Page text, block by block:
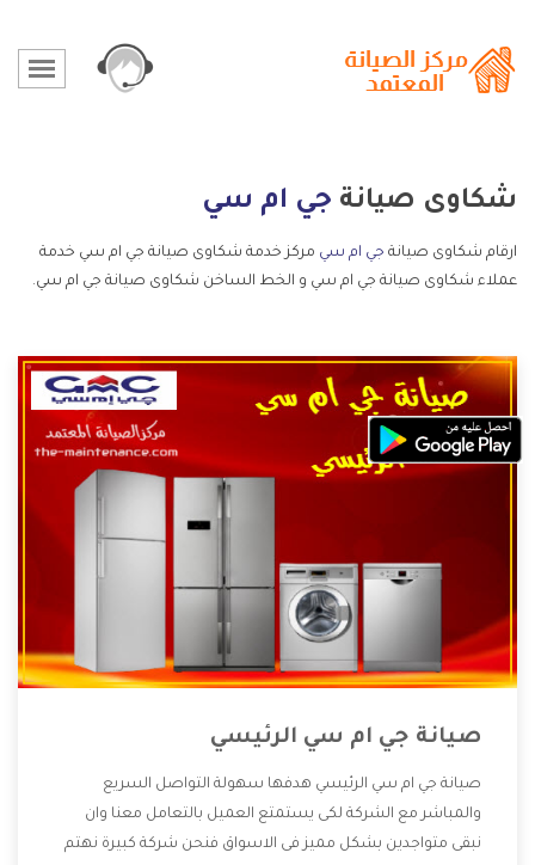
شكاوى صيانة جي ام سي
ارقام شكاوى صيانة جي ام سي مركز خدمة شكاوى صيانة جي ام سي خدمة
عملاء شكاوى صيانة جي ام سي و الخط الساخن شكاوى صيانة جي ام سي.
صيانة جي ام سي الرئيسي
صيانة جي ام سي الرئيسي هدفها سهولة التواصل السريع
والمباشر مع الشركة لكى يستمتع العميل بالتعامل معنا وان
نبقى متواجدين بشكل مميز فى الاسواق فنحن شركة كبيرة نهتم